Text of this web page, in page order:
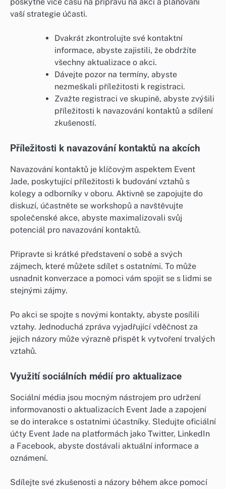
vaší strategie účasti.
Dvakrát zkontrolujte své kontaktní
informace, abyste zajistili, že obdržíte
všechny aktualizace o akci.
Dávejte pozor na termíny, abyste
nezmeškali příležitosti k registraci.
Zvažte registraci ve skupině, abyste zvýšili
příležitosti k navazování kontaktů a sdílení
zkušeností.
Příležitosti k navazování kontaktů na akcích
Navazování kontaktů je klíčovým aspektem Event
Jade, poskytující příležitosti k budování vztahů s
kolegy a odborníky v oboru. Aktivně se zapojujte do
diskuzí, účastněte se workshopů a navštěvujte
společenské akce, abyste maximalizovali svůj
potenciál pro navazování kontaktů.
Připravte si krátké představení o sobě a svých
zájmech, které můžete sdílet s ostatními. To může
usnadnit konverzace a pomoci vám spojit se s lidmi se
stejnými zájmy.
Po akci se spojte s novými kontakty, abyste posílili
vztahy. Jednoduchá zpráva vyjadřující vděčnost za
jejich názory může výrazně přispět k vytvoření trvalých
vztahů.
Využití sociálních médií pro aktualizace
Sociální média jsou mocným nástrojem pro udržení
informovanosti o aktualizacích Event Jade a zapojení
se do interakce s ostatními účastníky. Sledujte oficiální
účty Event Jade na platformách jako Twitter, LinkedIn
a Facebook, abyste dostávali aktuální informace a
oznámení.
Sdílejte své zkušenosti a názory během akce pomocí